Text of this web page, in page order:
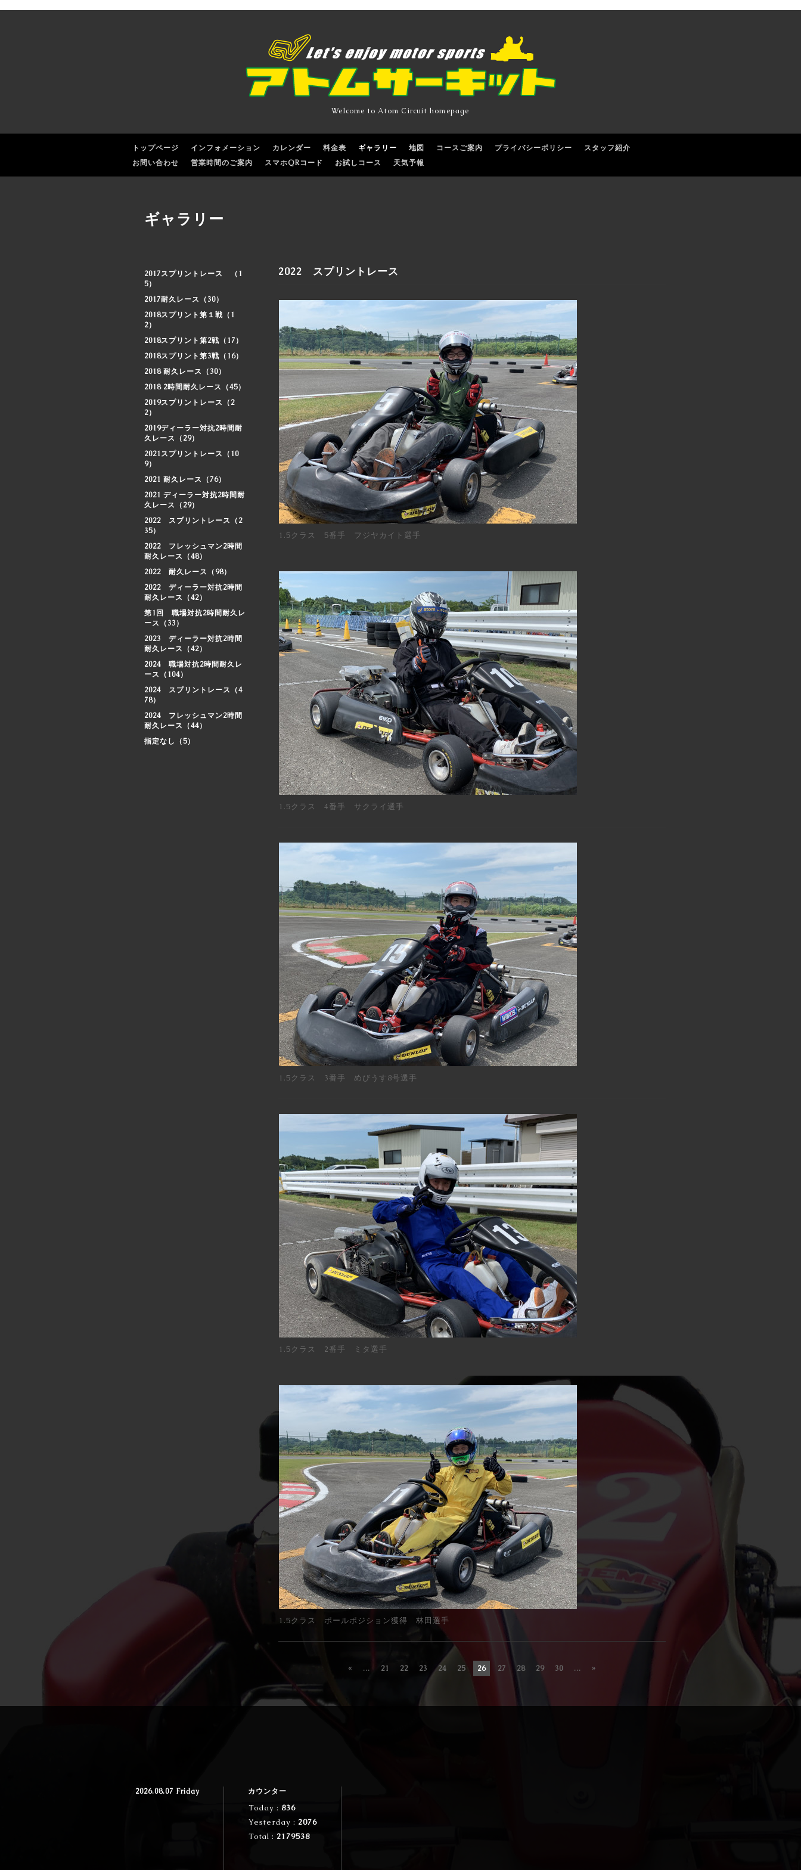
Welcome to Atom Circuit homepage
トップページ インフォメーション カレンダー 料金表 ギャラリー 地図 コースご案内 プライバシーポリシー
スタッフ紹介
お問い合わせ
営業時間のご案内 スマホQRコード お試しコース 天気予報
2017スプリントレース （1
5）
2017耐久レース（30）
2018スプリント第１戦（1
2）
2018スプリント第2戦（17）
2018スプリント第3戦（16）
2018 耐久レース（30）
2018 2時間耐久レース（45）
2019スプリントレース（2
2）
2019ディーラー対抗2時間耐
久レース（29）
2021スプリントレース（10
9）
2021 耐久レース（76）
2021 ディーラー対抗2時間耐
久レース（29）
2022 スプリントレース（2
35）
2022 フレッシュマン2時間
耐久レース（48）
2022 耐久レース（98）
2022 ディーラー対抗2時間
耐久レース（42）
第1回 職場対抗2時間耐久レ
ース（33）
2023 ディーラー対抗2時間
耐久レース（42）
2024 職場対抗2時間耐久レ
ース（104）
2024 スプリントレース（4
78）
2024 フレッシュマン2時間
耐久レース（44）
指定なし（5）
ギャラリー
2022 スプリントレース
1.5クラス 5番手 フジヤカイト選手
1.5クラス 4番手 サクライ選手
1.5クラス 3番手 めびうす8号選手
1.5クラス 2番手 ミタ選手
1.5クラス ポールポジション獲得 林田選手
« ... 21 22 23 24 25 26 27 28 29 30 ... »
2026.08.07 Friday カウンター
Today : 836
Yesterday : 2076
Total : 2179538